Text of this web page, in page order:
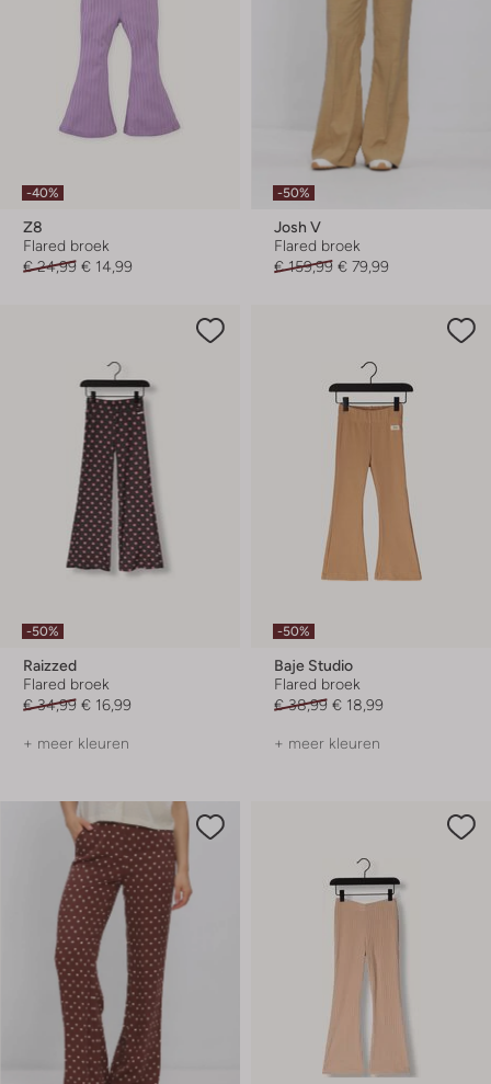
-40%
Z8
Flared broek
€ 24,99 € 14,99
-50%
Josh V
Flared broek
€ 159,99 € 79,99
-50%
Raizzed
Flared broek
€ 34,99 € 16,99
+ meer kleuren
-50%
Baje Studio
Flared broek
€ 38,99 € 18,99
+ meer kleuren